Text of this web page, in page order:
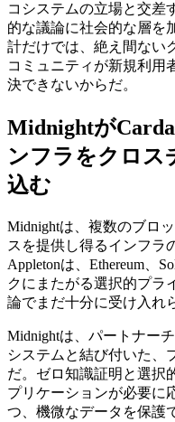
コシステムの立場と交差
的な議論に社会的な層を
計だけでは、絶え間ない
コミュニティが新規利用
決できないからだ。
Midnightが
ンフラをクロス
込む
Midnightは、複数のブロ
スを提供し得るインフラ
Appletonは、Ethereum、
クにまたがる選択的プラ
論でまだ十分に受け入れ
Midnightは、パートナー
システムと結び付いた、
だ。ゼロ知識証明と選択
プリケーションが必要に
つ、機微なデータを保護